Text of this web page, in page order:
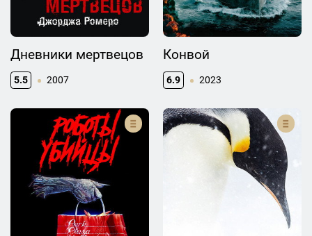
Дневники мертвецов
5.5 2007
Конвой
6.9 2023